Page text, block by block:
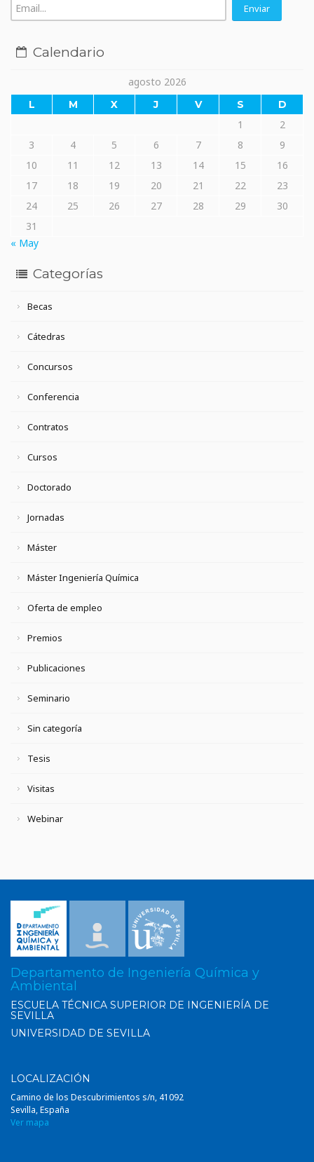
Calendario
agosto 2026
L M X J V S D
1
2
3
4 5 6 7 8
9
10
11 12 13 14 15
16
17
18 19 20 21 22
23
24
25 26 27 28 29
30
31
« May
Categorías
Becas
Cátedras
Concursos
Conferencia
Contratos
Cursos
Doctorado
Jornadas
Máster
Máster Ingeniería Química
Oferta de empleo
Premios
Publicaciones
Seminario
Sin categoría
Tesis
Visitas
Webinar
Departamento de Ingeniería Química y
Ambiental
ESCUELA TÉCNICA SUPERIOR DE INGENIERÍA DE
SEVILLA
UNIVERSIDAD DE SEVILLA
LOCALIZACIÓN
Camino de los Descubrimientos s/n, 41092
Sevilla, España
Ver mapa